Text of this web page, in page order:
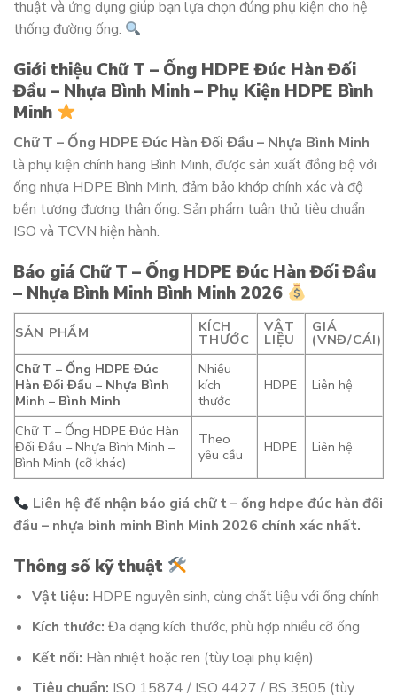
thuật và ứng dụng giúp bạn lựa chọn đúng phụ kiện cho hệ
thống đường ống.
Giới thiệu Chữ T – Ống HDPE Đúc Hàn Đối
Đầu – Nhựa Bình Minh – Phụ Kiện HDPE Bình
Minh
Chữ T – Ống HDPE Đúc Hàn Đối Đầu – Nhựa Bình Minh
là phụ kiện chính hãng Bình Minh, được sản xuất đồng bộ với
ống nhựa HDPE Bình Minh, đảm bảo khớp chính xác và độ
bền tương đương thân ống. Sản phẩm tuân thủ tiêu chuẩn
ISO và TCVN hiện hành.
Báo giá Chữ T – Ống HDPE Đúc Hàn Đối Đầu
– Nhựa Bình Minh Bình Minh 2026
SẢN PHẨM KÍCH
THƯỚC
VẬT
LIỆU
GIÁ
(VNĐ/CÁI)
Chữ T – Ống HDPE Đúc
Hàn Đối Đầu – Nhựa Bình
Minh – Bình Minh
Nhiều
kích
thước
HDPE Liên hệ
Chữ T – Ống HDPE Đúc Hàn
Đối Đầu – Nhựa Bình Minh –
Bình Minh (cỡ khác)
Theo
yêu cầu
HDPE Liên hệ
Liên hệ để nhận báo giá chữ t – ống hdpe đúc hàn đối
đầu – nhựa bình minh Bình Minh 2026 chính xác nhất.
Thông số kỹ thuật
Vật liệu: HDPE nguyên sinh, cùng chất liệu với ống chính
Kích thước: Đa dạng kích thước, phù hợp nhiều cỡ ống
Kết nối: Hàn nhiệt hoặc ren (tùy loại phụ kiện)
Tiêu chuẩn: ISO 15874 / ISO 4427 / BS 3505 (tùy